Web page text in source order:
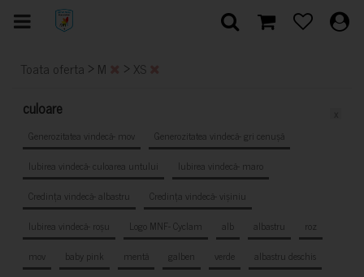
Toata oferta > M > XS
culoare
Generozitatea vindecă- mov
Generozitatea vindecă- gri cenușă
Iubirea vindecă- culoarea untului
Iubirea vindecă- maro
Credința vindecă- albastru
Credința vindecă- vișiniu
Iubirea vindecă- roșu
Logo MNF- Cyclam alb albastru
roz
mov
baby pink mentă galben verde
albastru deschis